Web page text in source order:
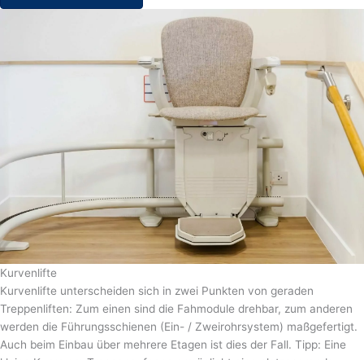
Kurvenlifte
Kurvenlifte unterscheiden sich in zwei Punkten von geraden
Treppenliften: Zum einen sind die Fahmodule drehbar, zum anderen
werden die Führungsschienen (Ein- / Zweirohrsystem) maßgefertigt.
Auch beim Einbau über mehrere Etagen ist dies der Fall. Tipp: Eine